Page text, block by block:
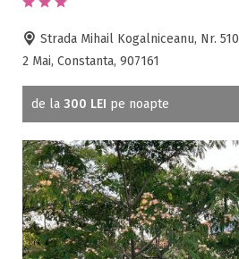
Strada Mihail Kogalniceanu, Nr. 510
2 Mai, Constanta, 907161
de la 300 LEI pe noapte